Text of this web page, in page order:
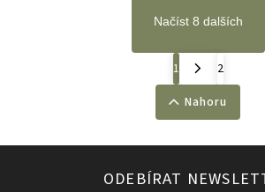
Načíst 8 dalších
1
2
Nahoru
ODEBÍRAT